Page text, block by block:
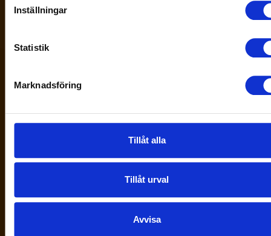
Inställningar
Statistik
Marknadsföring
Tillåt alla
Tillåt urval
Avvisa
Genvägar